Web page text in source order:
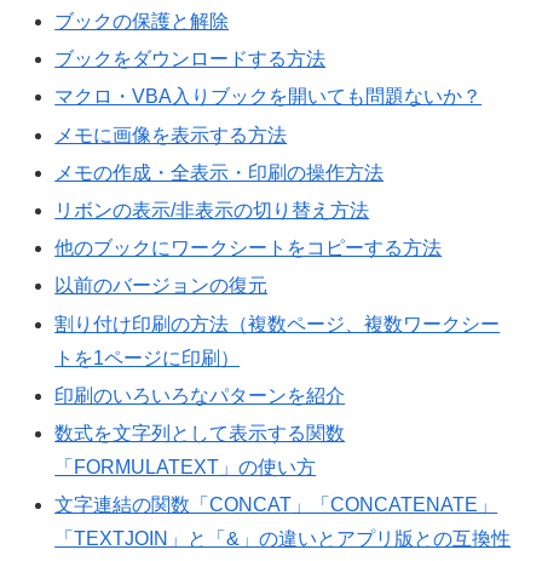
ブックの保護と解除
ブックをダウンロードする方法
マクロ・VBA入りブックを開いても問題ないか？
メモに画像を表示する方法
メモの作成・全表示・印刷の操作方法
リボンの表示/非表示の切り替え方法
他のブックにワークシートをコピーする方法
以前のバージョンの復元
割り付け印刷の方法（複数ページ、複数ワークシー
トを1ページに印刷）
印刷のいろいろなパターンを紹介
数式を文字列として表示する関数
「FORMULATEXT」の使い方
文字連結の関数「CONCAT」「CONCATENATE」
「TEXTJOIN」と「&」の違いとアプリ版との互換性